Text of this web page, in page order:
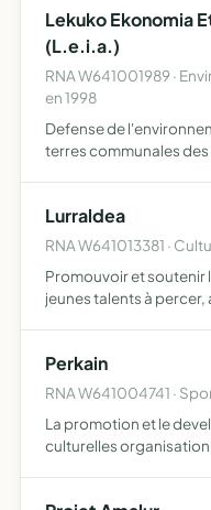
de porcs
Lekuko Ekonomia
(L.e.i.a.)
RNA W641001989 ·
en 1998
Defense de
terres communales
Lurraldea
RNA W641013381 ·
Promouvoir et soutenir
jeunes talents à percer,
Perkain
RNA W641004741 ·
La promotion et le
culturelles